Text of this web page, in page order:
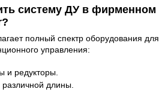
систему ДУ в фирменном
полный спектр оборудования для
управления:
и редукторы.
длины.